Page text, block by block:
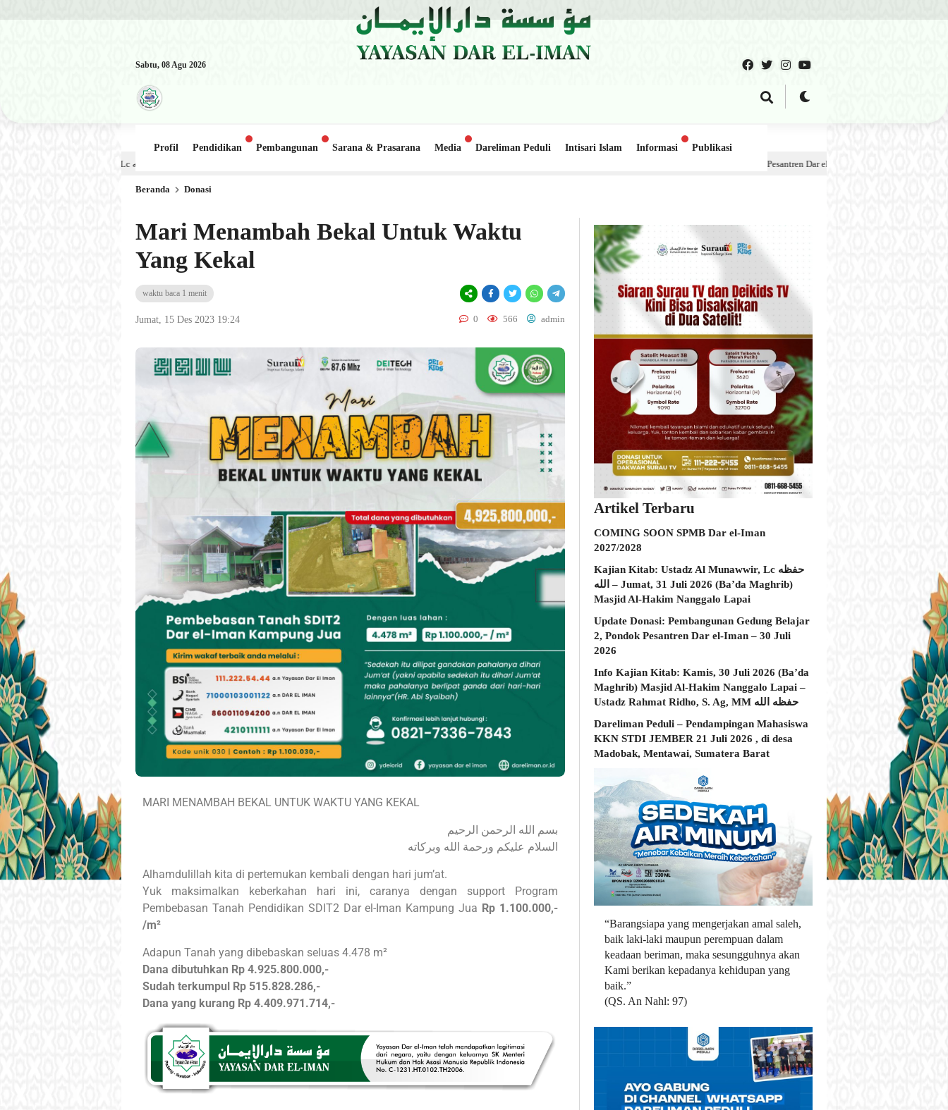
Sabtu, 08 Agu 2026
Profil Pendidikan Pembangunan Sarana & Prasarana Media Dareliman Peduli Intisari Islam Informasi
Publikasi
Kajian Kitab: Ustadz Al Munawwir, Lc حفظه الله – Jumat, 31 Juli 2026 (Ba’da Maghrib) Masjid Al-Hakim Nanggalo Lapai
Update Donasi: Pembangunan Gedung Belajar 2, Pondok Pesantren Dar el-Iman – 30 Juli 2026 1 minggu lalu
Beranda Donasi
Mari Menambah Bekal Untuk Waktu
Yang Kekal
waktu baca 1 menit
Jumat, 15 Des 2023 19:24 0 566 admin
MARI MENAMBAH BEKAL UNTUK WAKTU YANG KEKAL
بسم الله الرحمن الرحيم
السلام عليكم ورحمة الله وبركاته
Alhamdulillah kita di pertemukan kembali dengan hari jum’at.
Yuk maksimalkan keberkahan hari ini, caranya dengan support Program
Pembebasan Tanah Pendidikan SDIT2 Dar el-Iman Kampung Jua Rp 1.100.000,-
/m²
Adapun Tanah yang dibebaskan seluas 4.478 m²
Dana dibutuhkan Rp 4.925.800.000,-
Sudah terkumpul Rp 515.828.286,-
Dana yang kurang Rp 4.409.971.714,-
Artikel Terbaru
COMING SOON SPMB Dar el-Iman
2027/2028
Kajian Kitab: Ustadz Al Munawwir, Lc حفظه
الله – Jumat, 31 Juli 2026 (Ba’da Maghrib)
Masjid Al-Hakim Nanggalo Lapai
Update Donasi: Pembangunan Gedung Belajar
2, Pondok Pesantren Dar el-Iman – 30 Juli
2026
Info Kajian Kitab: Kamis, 30 Juli 2026 (Ba’da
Maghrib) Masjid Al-Hakim Nanggalo Lapai –
Ustadz Rahmat Ridho, S. Ag, MM حفظه الله
Dareliman Peduli – Pendampingan Mahasiswa
KKN STDI JEMBER 21 Juli 2026 , di desa
Madobak, Mentawai, Sumatera Barat
“Barangsiapa yang mengerjakan amal saleh,
baik laki-laki maupun perempuan dalam
keadaan beriman, maka sesungguhnya akan
Kami berikan kepadanya kehidupan yang
baik.”
(QS. An Nahl: 97)